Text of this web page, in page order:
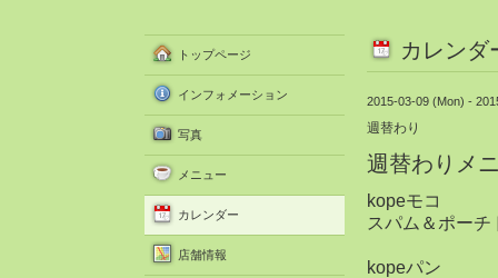
カレンダ
2015-03-09 (Mon) -
週替わり
週替わりメ
kopeモコ
スパム＆ポーチ
kopeパン
トップページ
インフォメーション
写真
メニュー
カレンダー
店舗情報